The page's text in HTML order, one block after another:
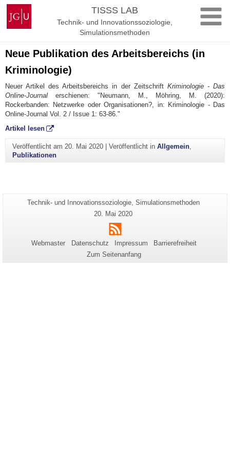
Zum
Inhalt
springen
Johannes
Gutenberg-
Universität
TISSS LAB
Technik- und Innovationssoziologie,
Simulationsmethoden
Neue Publikation des Arbeitsbereichs (in
Kriminologie)
Neuer Artikel des Arbeitsbereichs in der Zeitschrift Kriminologie - Das
Online-Journal erschienen: "Neumann, M., Möhring, M. (2020):
Rockerbanden: Netzwerke oder Organisationen?, in: Kriminologie - Das
Online-Journal Vol. 2 / Issue 1: 63-86."
Artikel lesen
Veröffentlicht am 20. Mai 2020| Veröffentlicht in Allgemein,
Publikationen
Zusätzliche
Informationen
zu
dieser
Seite
Seiten-
Technik- und Innovationssoziologie, Simulationsmethoden
Letzte
Aktualisierung:
20. Mai 2020
RSS
Webmaster Datenschutz Impressum
Barrierefreiheit
Zum Seitenanfang